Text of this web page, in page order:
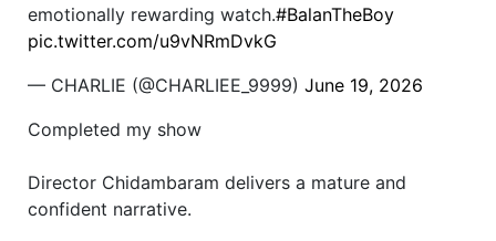
emotionally rewarding watch.#BalanTheBoy
pic.twitter.com/u9vNRmDvkG
— CHARLIE (@CHARLIEE_9999) June 19, 2026
Completed my show
Director Chidambaram delivers a mature and
confident narrative.